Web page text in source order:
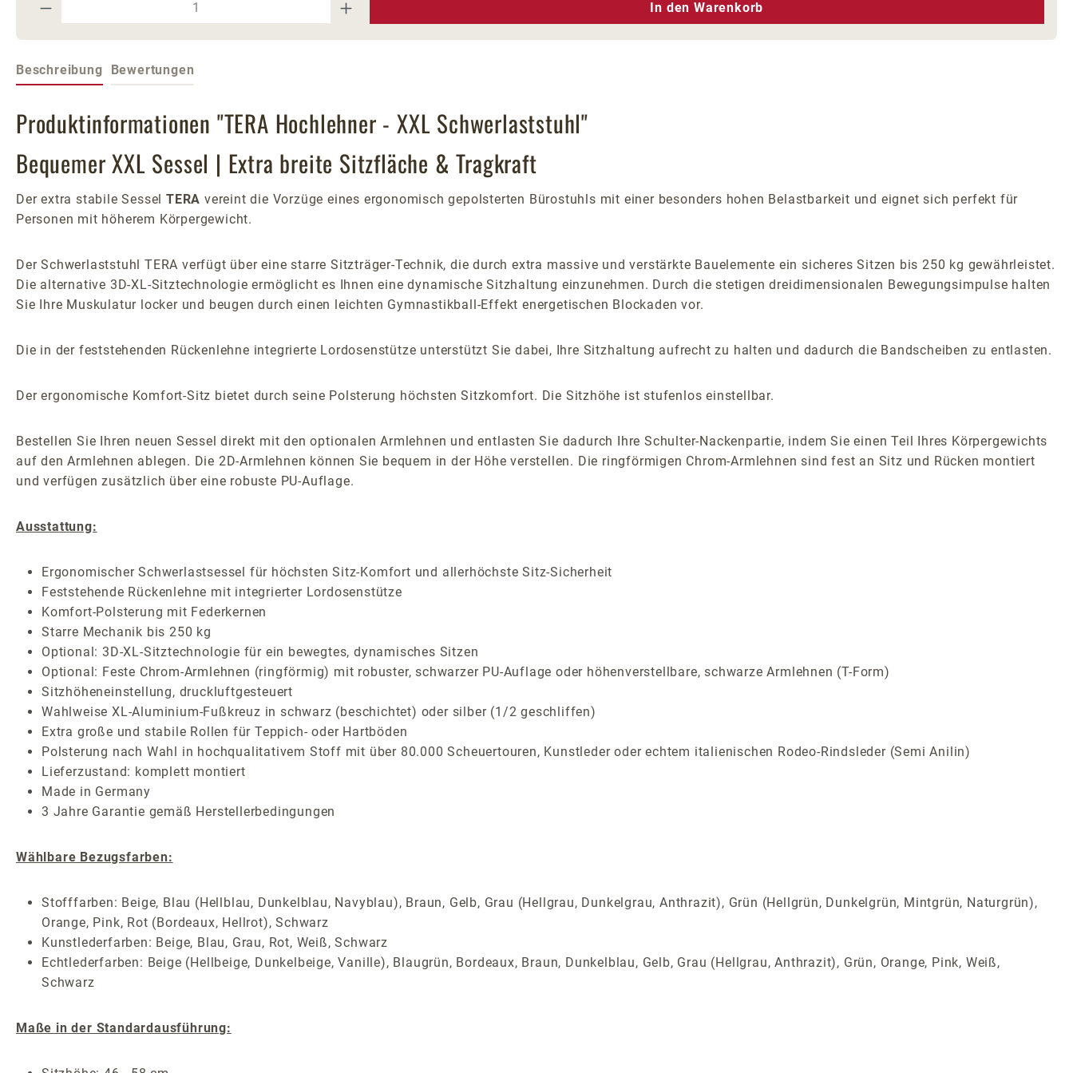
In den Warenkorb
Beschreibung Bewertungen
Produktinformationen "TERA Hochlehner - XXL Schwerlaststuhl"
Bequemer XXL Sessel | Extra breite Sitzfläche & Tragkraft
Der extra stabile Sessel TERA vereint die Vorzüge eines ergonomisch gepolsterten Bürostuhls mit einer besonders hohen Belastbarkeit und eignet sich perfekt für
Personen mit höherem Körpergewicht.
Der Schwerlaststuhl TERA verfügt über eine starre Sitzträger-Technik, die durch extra massive und verstärkte Bauelemente ein sicheres Sitzen bis 250 kg gewährleistet.
Die alternative 3D-XL-Sitztechnologie ermöglicht es Ihnen eine dynamische Sitzhaltung einzunehmen. Durch die stetigen dreidimensionalen Bewegungsimpulse halten
Sie Ihre Muskulatur locker und beugen durch einen leichten Gymnastikball-Effekt energetischen Blockaden vor.
Die in der feststehenden Rückenlehne integrierte Lordosenstütze unterstützt Sie dabei, Ihre Sitzhaltung aufrecht zu halten und dadurch die Bandscheiben zu entlasten.
Der ergonomische Komfort-Sitz bietet durch seine Polsterung höchsten Sitzkomfort. Die Sitzhöhe ist stufenlos einstellbar.
Bestellen Sie Ihren neuen Sessel direkt mit den optionalen Armlehnen und entlasten Sie dadurch Ihre Schulter-Nackenpartie, indem Sie einen Teil Ihres Körpergewichts
auf den Armlehnen ablegen. Die 2D-Armlehnen können Sie bequem in der Höhe verstellen. Die ringförmigen Chrom-Armlehnen sind fest an Sitz und Rücken montiert
und verfügen zusätzlich über eine robuste PU-Auflage.
Ausstattung:
Ergonomischer Schwerlastsessel für höchsten Sitz-Komfort und allerhöchste Sitz-Sicherheit
Feststehende Rückenlehne mit integrierter Lordosenstütze
Komfort-Polsterung mit Federkernen
Starre Mechanik bis 250 kg
Optional: 3D-XL-Sitztechnologie für ein bewegtes, dynamisches Sitzen
Optional: Feste Chrom-Armlehnen (ringförmig) mit robuster, schwarzer PU-Auflage oder höhenverstellbare, schwarze Armlehnen (T-Form)
Sitzhöheneinstellung, druckluftgesteuert
Wahlweise XL-Aluminium-Fußkreuz in schwarz (beschichtet) oder silber (1/2 geschliffen)
Extra große und stabile Rollen für Teppich- oder Hartböden
Polsterung nach Wahl in hochqualitativem Stoff mit über 80.000 Scheuertouren, Kunstleder oder echtem italienischen Rodeo-Rindsleder (Semi Anilin)
Lieferzustand: komplett montiert
Made in Germany
3 Jahre Garantie gemäß Herstellerbedingungen
Wählbare Bezugsfarben:
Stofffarben: Beige, Blau (Hellblau, Dunkelblau, Navyblau), Braun, Gelb, Grau (Hellgrau, Dunkelgrau, Anthrazit), Grün (Hellgrün, Dunkelgrün, Mintgrün, Naturgrün),
Orange, Pink, Rot (Bordeaux, Hellrot), Schwarz
Kunstlederfarben: Beige, Blau, Grau, Rot, Weiß, Schwarz
Echtlederfarben: Beige (Hellbeige, Dunkelbeige, Vanille), Blaugrün, Bordeaux, Braun, Dunkelblau, Gelb, Grau (Hellgrau, Anthrazit), Grün, Orange, Pink, Weiß,
Schwarz
Maße in der Standardausführung: